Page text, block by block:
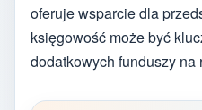
oferuje wsparcie dla
księgowość może być
dodatkowych funduszy na